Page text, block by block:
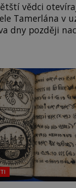
vědci
Tamerlána v
dny později
dat je natolik
nebo jde
a